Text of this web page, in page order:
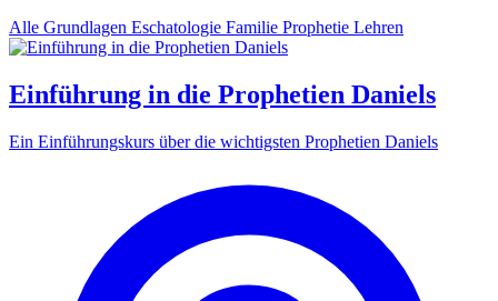
Alle Grundlagen Eschatologie Familie Prophetie Lehren
Einführung in die Prophetien Daniels
Ein Einführungskurs über die wichtigsten Prophetien Daniels